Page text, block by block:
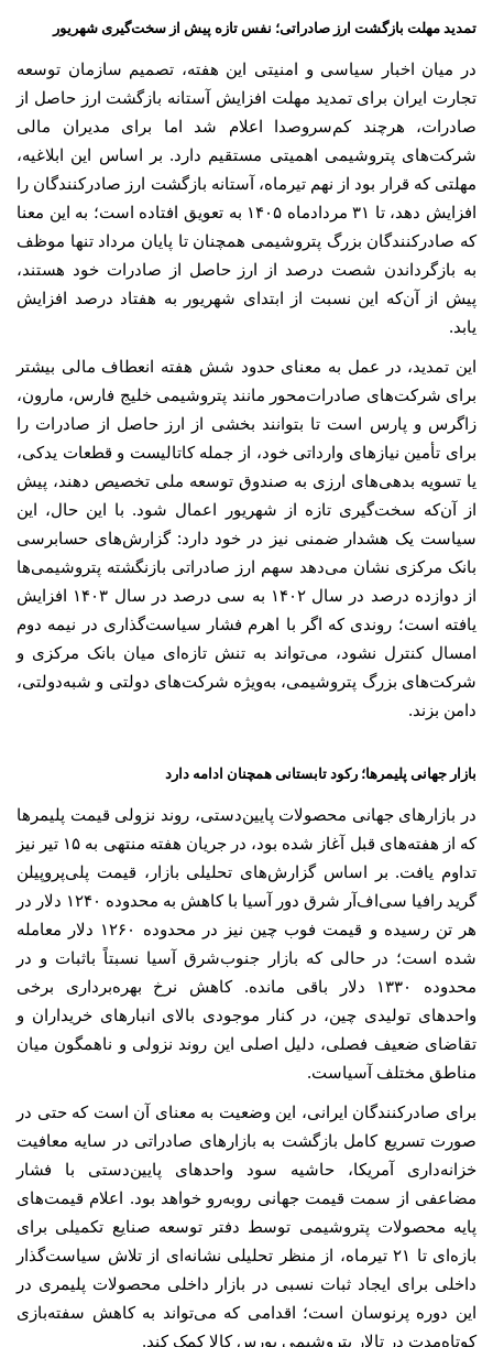
تمدید مهلت بازگشت ارز صادراتی؛ نفس تازه پیش از سخت‌گیری شهریور
در میان اخبار سیاسی و امنیتی این هفته، تصمیم سازمان توسعه
تجارت ایران برای تمدید مهلت افزایش آستانه بازگشت ارز حاصل از
صادرات، هرچند کم‌سروصدا اعلام شد اما برای مدیران مالی
شرکت‌های پتروشیمی اهمیتی مستقیم دارد. بر اساس این ابلاغیه،
مهلتی که قرار بود از نهم تیرماه، آستانه بازگشت ارز صادرکنندگان را
افزایش دهد، تا ۳۱ مردادماه ۱۴۰۵ به تعویق افتاده است؛ به این معنا
که صادرکنندگان بزرگ پتروشیمی همچنان تا پایان مرداد تنها موظف
به بازگرداندن شصت درصد از ارز حاصل از صادرات خود هستند،
پیش از آن‌که این نسبت از ابتدای شهریور به هفتاد درصد افزایش
یابد.
این تمدید، در عمل به معنای حدود شش هفته انعطاف مالی بیشتر
برای شرکت‌های صادرات‌محور مانند پتروشیمی خلیج فارس، مارون،
زاگرس و پارس است تا بتوانند بخشی از ارز حاصل از صادرات را
برای تأمین نیازهای وارداتی خود، از جمله کاتالیست و قطعات یدکی،
یا تسویه بدهی‌های ارزی به صندوق توسعه ملی تخصیص دهند، پیش
از آن‌که سخت‌گیری تازه از شهریور اعمال شود. با این حال، این
سیاست یک هشدار ضمنی نیز در خود دارد: گزارش‌های حسابرسی
بانک مرکزی نشان می‌دهد سهم ارز صادراتی بازنگشته پتروشیمی‌ها
از دوازده درصد در سال ۱۴۰۲ به سی درصد در سال ۱۴۰۳ افزایش
یافته است؛ روندی که اگر با اهرم فشار سیاست‌گذاری در نیمه دوم
امسال کنترل نشود، می‌تواند به تنش تازه‌ای میان بانک مرکزی و
شرکت‌های بزرگ پتروشیمی، به‌ویژه شرکت‌های دولتی و شبه‌دولتی،
دامن بزند.
بازار جهانی پلیمرها؛ رکود تابستانی همچنان ادامه دارد
در بازارهای جهانی محصولات پایین‌دستی، روند نزولی قیمت پلیمرها
که از هفته‌های قبل آغاز شده بود، در جریان هفته منتهی به ۱۵ تیر نیز
تداوم یافت. بر اساس گزارش‌های تحلیلی بازار، قیمت پلی‌پروپیلن
گرید رافیا سی‌اف‌آر شرق دور آسیا با کاهش به محدوده ۱۲۴۰ دلار در
هر تن رسیده و قیمت فوب چین نیز در محدوده ۱۲۶۰ دلار معامله
شده است؛ در حالی که بازار جنوب‌شرق آسیا نسبتاً باثبات و در
محدوده ۱۳۳۰ دلار باقی مانده. کاهش نرخ بهره‌برداری برخی
واحدهای تولیدی چین، در کنار موجودی بالای انبارهای خریداران و
تقاضای ضعیف فصلی، دلیل اصلی این روند نزولی و ناهمگون میان
مناطق مختلف آسیاست.
برای صادرکنندگان ایرانی، این وضعیت به معنای آن است که حتی در
صورت تسریع کامل بازگشت به بازارهای صادراتی در سایه معافیت
خزانه‌داری آمریکا، حاشیه سود واحدهای پایین‌دستی با فشار
مضاعفی از سمت قیمت جهانی روبه‌رو خواهد بود. اعلام قیمت‌های
پایه محصولات پتروشیمی توسط دفتر توسعه صنایع تکمیلی برای
بازه‌ای تا ۲۱ تیرماه، از منظر تحلیلی نشانه‌ای از تلاش سیاست‌گذار
داخلی برای ایجاد ثبات نسبی در بازار داخلی محصولات پلیمری در
این دوره پرنوسان است؛ اقدامی که می‌تواند به کاهش سفته‌بازی
کوتاه‌مدت در تالار پتروشیمی بورس کالا کمک کند.